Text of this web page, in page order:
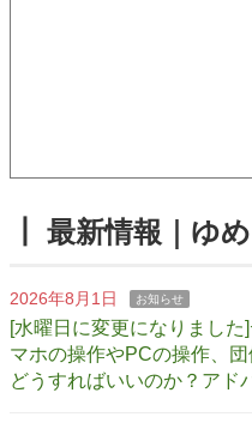
┃ 最新情報｜ゆ
2026年8月1日 お知らせ
[水曜日に変更になりまし
マホの操作やPCの操作、
どうすればいいのか？アド